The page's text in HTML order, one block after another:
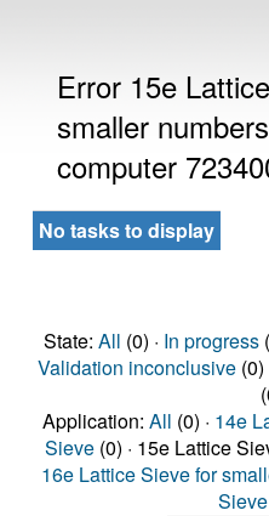
Error 15e
smaller
computer
No tasks to display
State: All (0) · In progress
Validation inconclusive(0)
Application: All (0) · 14e
Sieve (0) · 15e Lattice
16e Lattice Sieve for